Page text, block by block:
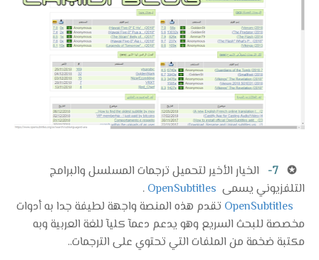
✪
7-
الخيار الأخير لتحميل ترجمات المسلسل والبرامج
التلفزيوني يسمى OpenSubtitles
.
OpenSubtitles تقدم هذه المنصة واجهة لطيفة جدا به أدوات
مخصصة للبحث السريع وهو يدعم دعمآ كليآ للغة العربية وبه
مكتبة ضخمة من الملفات التي تحتوي على الترجمات..